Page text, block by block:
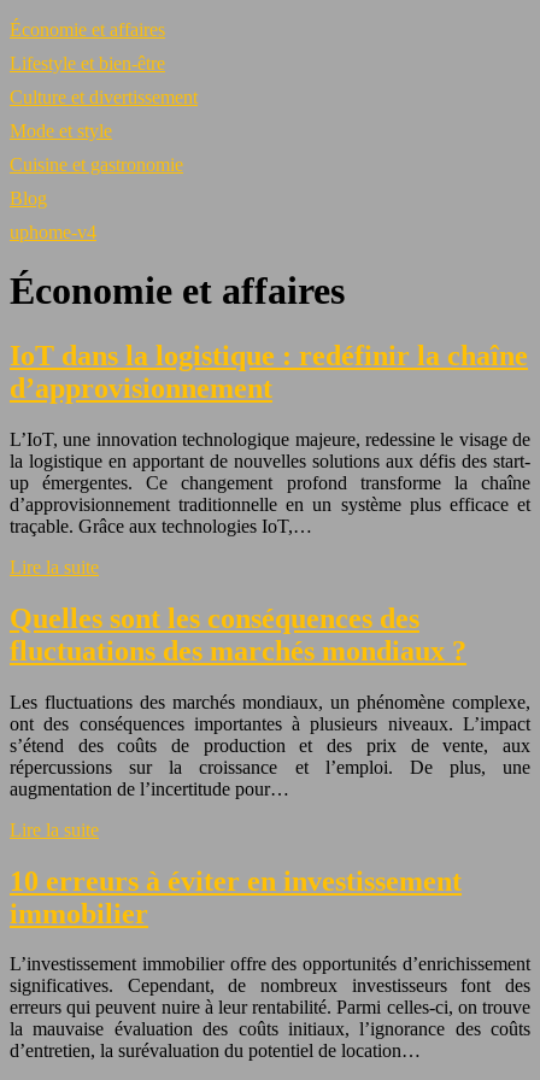
Économie et affaires
Lifestyle et bien-être
Culture et divertissement
Mode et style
Cuisine et gastronomie
Blog
uphome-v4
Économie et affaires
IoT dans la logistique : redéfinir la chaîne
d’approvisionnement
L’IoT, une innovation technologique majeure, redessine le visage de
la logistique en apportant de nouvelles solutions aux défis des start-
up émergentes. Ce changement profond transforme la chaîne
d’approvisionnement traditionnelle en un système plus efficace et
traçable. Grâce aux technologies IoT,…
Lire la suite
Quelles sont les conséquences des
fluctuations des marchés mondiaux ?
Les fluctuations des marchés mondiaux, un phénomène complexe,
ont des conséquences importantes à plusieurs niveaux. L’impact
s’étend des coûts de production et des prix de vente, aux
répercussions sur la croissance et l’emploi. De plus, une
augmentation de l’incertitude pour…
Lire la suite
10 erreurs à éviter en investissement
immobilier
L’investissement immobilier offre des opportunités d’enrichissement
significatives. Cependant, de nombreux investisseurs font des
erreurs qui peuvent nuire à leur rentabilité. Parmi celles-ci, on trouve
la mauvaise évaluation des coûts initiaux, l’ignorance des coûts
d’entretien, la surévaluation du potentiel de location…